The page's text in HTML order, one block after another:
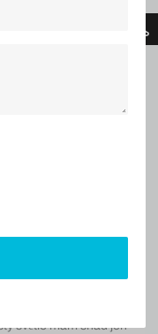
v MAO provedení se
to tenhle Convoy
její svítivost je víc
hlavně světlo je
světlo mám snad jen